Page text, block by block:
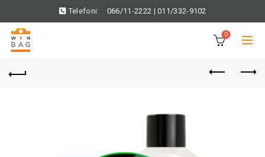
Telefoni: 066/11-2222 |011/332-9102
0